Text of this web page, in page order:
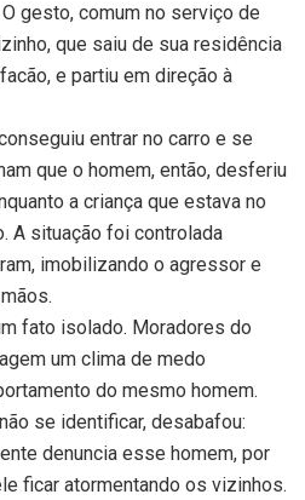
gesto, comum no serviço de
que saiu de sua residência
e partiu em direção à
entrar no carro e se
que o homem, então, desferiu
a criança que estava no
A situação foi controlada
imobilizando o agressor e
fato isolado. Moradores do
um clima de medo
do mesmo homem.
se identificar, desabafou:
denuncia esse homem, por
ficar atormentando os vizinhos.